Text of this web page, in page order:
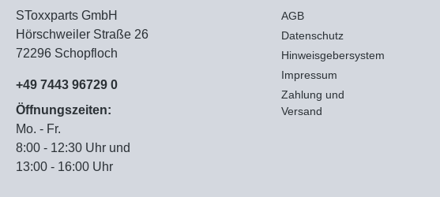
SToxxparts GmbH
Hörschweiler Straße 26
72296 Schopfloch
+49 7443 96729 0
Öffnungszeiten:
Mo. - Fr.
8:00 - 12:30 Uhr und
13:00 - 16:00 Uhr
AGB
Datenschutz
Hinweisgebersystem
Impressum
Zahlung und
Versand